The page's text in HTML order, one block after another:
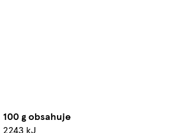
100 g obsahuje
2243 kJ